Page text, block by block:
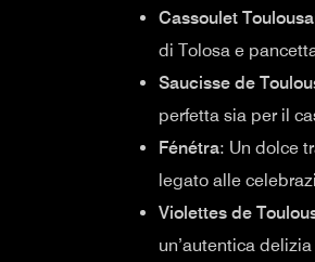
Cassoulet
di Tolosa e
Saucisse de
perfetta sia per il
Fénétra: Un dolce
legato alle
Violettes de
un’autentica